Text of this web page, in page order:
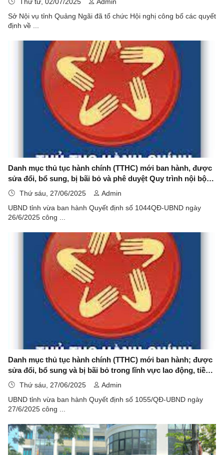
Sở Nội vụ tỉnh Quảng Ngãi đã tổ chức Hội nghị công bố các quyết
định về ...
Danh mục thủ tục hành chính (TTHC) mới ban hành, được
sửa đổi, bổ sung, bị bãi bỏ và phê duyệt Quy trình nội bộ
giải quyết TTHC trong lĩnh vực quản lý nhà nước về hội,
quỹ thuộc thẩm quyền quản lý, giải quyết của Sở Nội vụ,
UBND cấp xã trên địa bàn tỉnh Quảng Ngãi
Thứ sáu, 27/06/2025
Admin
UBND tỉnh vừa ban hành Quyết định số 1044QĐ-UBND ngày
26/6/2025 công ...
Danh mục thủ tục hành chính (TTHC) mới ban hành; được
sửa đổi, bổ sung và bị bãi bỏ trong lĩnh vực lao động, tiền
lương, việc làm, an toàn vệ sinh lao động, quản lý lao động
ngoài nước, người có công thuộc thẩm quyền giải quyết
của Sở Nội vụ, UBND cấp xã trên địa bàn tỉnh Quảng Ngãi
Thứ sáu, 27/06/2025
Admin
UBND tỉnh vừa ban hành Quyết định số 1055/QĐ-UBND ngày
27/6/2025 công ...